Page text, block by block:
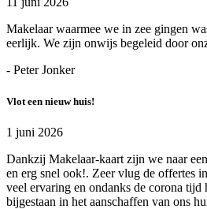
Makelaar waarmee we in zee gingen
eerlijk. We zijn onwijs begeleid door
- Peter Jonker
Vlot een nieuw huis!
1 juni 2026
Dankzij Makelaar-kaart zijn we naar
en erg snel ook!. Zeer vlug de offertes
veel ervaring en ondanks de corona tijd
bijgestaan in het aanschaffen van ons